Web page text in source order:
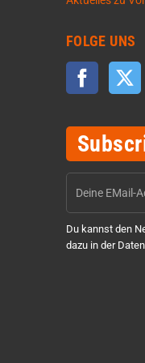
FOLGE UNS
Facebook
Du kannst den
dazu in der